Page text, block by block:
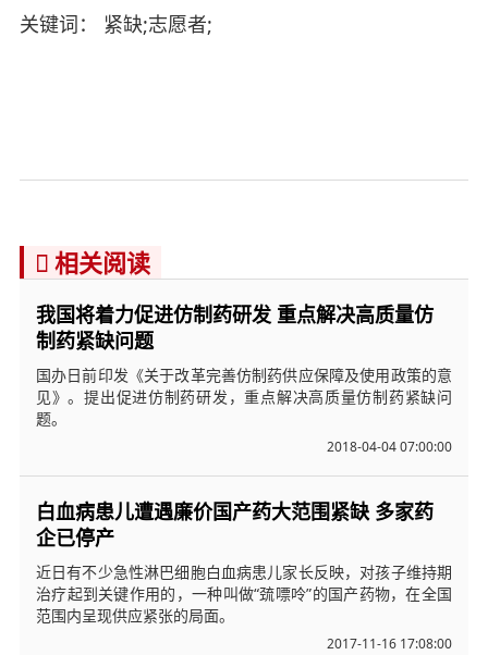
关键词： 紧缺;志愿者;
 相关阅读
我国将着力促进仿制药研发 重点解决高质量仿
制药紧缺问题
国办日前印发《关于改革完善仿制药供应保障及使用政策的意
见》。提出促进仿制药研发，重点解决高质量仿制药紧缺问
题。
2018-04-04 07:00:00
白血病患儿遭遇廉价国产药大范围紧缺 多家药
企已停产
近日有不少急性淋巴细胞白血病患儿家长反映，对孩子维持期
治疗起到关键作用的，一种叫做“巯嘌呤”的国产药物，在全国
范围内呈现供应紧张的局面。
2017-11-16 17:08:00